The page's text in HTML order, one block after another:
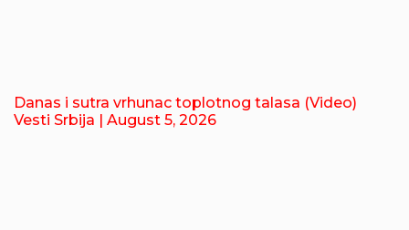
Danas i sutra vrhunac toplotnog talasa (Video)
Vesti Srbija | August 5, 2026